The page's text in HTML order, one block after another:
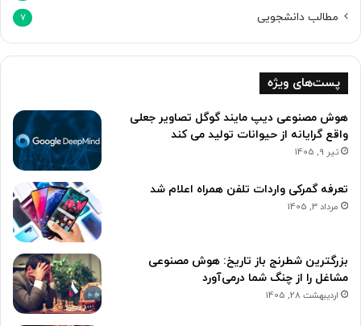
مطالب دانشجویی 7
پست‌های ویژه
هوش مصنوعی دیپ مایند گوگل تصاویر جعلی
واقع گرایانه از حیوانات تولید می کند
تیر 9, 1405
تعرفه گمرکی واردات تلفن همراه اعلام شد
مرداد 3, 1405
بزرگترین شطرنج باز تاریخ: هوش مصنوعی
مشاغل را از چنگ شما در‌می‌آورد
اردیبهشت 28, 1405